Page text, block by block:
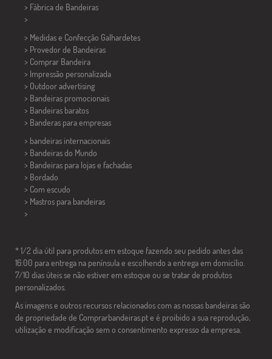
> Fábrica de Bandeiras
>
> Medidas e Confecção Galhardetes
> Provedor de Bandeiras
> Comprar Bandeira
> Impressão personalizada
> Outdoor advertising
> Bandeiras promocionais
> Bandeiras baratos
> Banderas para empresas
> bandeiras internacionais
> Bandeiras do Mundo
> Bandeiras para lojas e fachadas
> Bordado
> Com escudo
> Mastros para bandeiras
>
* 1/2 dia útil para produtos em estoque fazendo seu pedido antes das
16:00 para entrega na península e escolhendo a entrega em domicílio.
7/10 dias úteis se não estiver em estoque ou se tratar de produtos
personalizados.
As imagens e outros recursos relacionados com as nossas bandeiras são
de propriedade de Comprarbandeiras.pt e é proibido a sua reprodução,
utilização e modificação sem o consentimento expresso da empresa.